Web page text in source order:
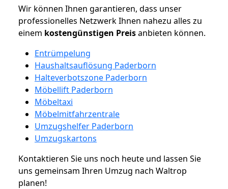
Wir können Ihnen garantieren, dass unser
professionelles Netzwerk Ihnen nahezu alles zu
einem kostengünstigen Preisanbieten können.
Entrümpelung
Haushaltsauflösung Paderborn
Halteverbotszone Paderborn
Möbellift Paderborn
Möbeltaxi
Möbelmitfahrzentrale
Umzugshelfer Paderborn
Umzugskartons
Kontaktieren Sie uns noch heute und lassen Sie
uns gemeinsam Ihren Umzug nach Waltrop
planen!